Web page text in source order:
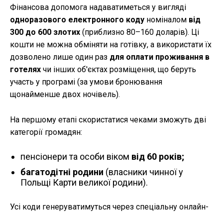
Фінансова допомога надаватиметься у вигляді
одноразового електронного коду номіналом від
300 до 600 злотих (приблизно 80–160 доларів). Ці
кошти не можна обміняти на готівку, а використати їх
дозволено лише один раз для оплати проживання в
готелях чи інших об'єктах розміщення, що беруть
участь у програмі (за умови бронювання
щонайменше двох ночівель).
На першому етапі скористатися чеками зможуть дві
категорії громадян:
пенсіонери та особи віком від 60 років;
багатодітні родини (власники чинної у
Польщі Карти великої родини).
Усі коди генеруватимуться через спеціальну онлайн-